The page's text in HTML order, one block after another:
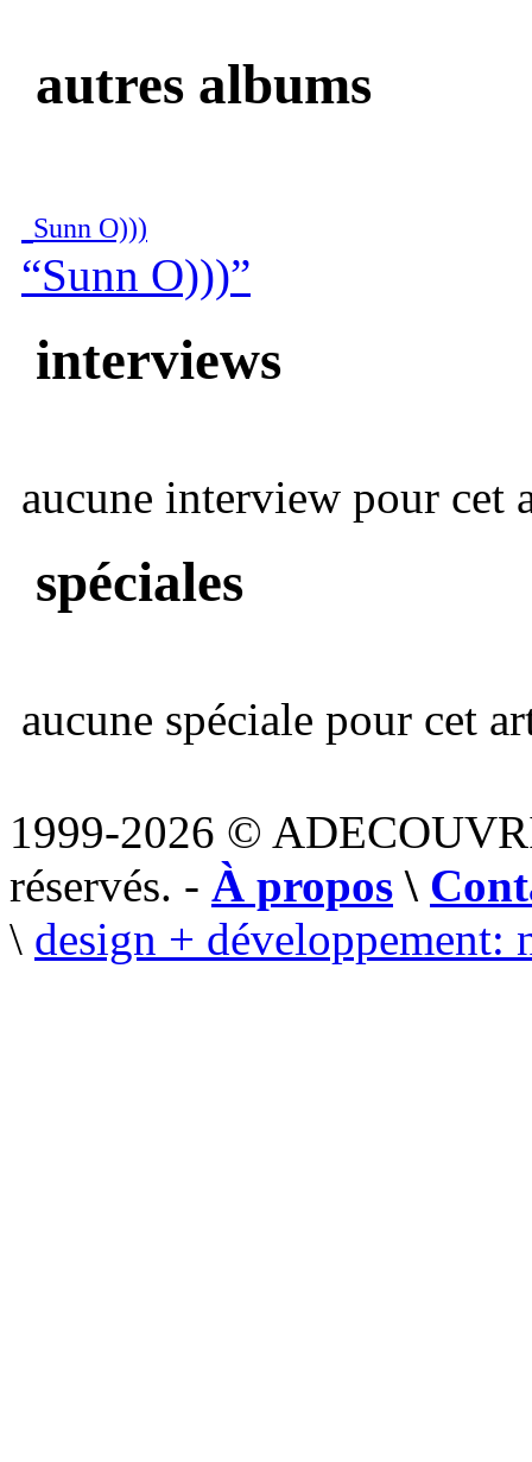
autres albums
Sunn O)))
“Sunn O)))”
interviews
aucune interview pour cet
spéciales
aucune spéciale pour cet
1999-2026 ©
réservés. - À propos \
\ design + développement: